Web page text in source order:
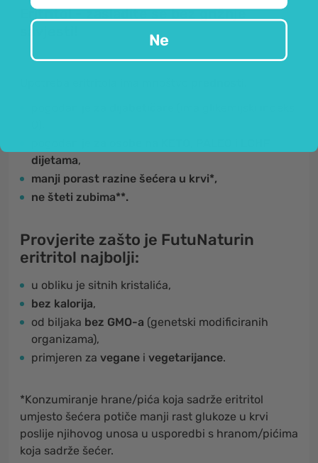
Eritritol - zasladite se bez grižnje
dijetama,
manji porast razine šećera u krvi*,
ne šteti zubima**.
Provjerite zašto je FutuNaturin
eritritol najbolji:
u obliku je sitnih kristalića,
bez kalorija,
od biljaka bez GMO-a (genetski modificiranih
organizama),
primjeren za vegane i vegetarijance.
*Konzumiranje hrane/pića koja sadrže eritritol
umjesto šećera potiče manji rast glukoze u krvi
poslije njihovog unosa u usporedbi s hranom/pićima
koja sadrže šećer.
Ne